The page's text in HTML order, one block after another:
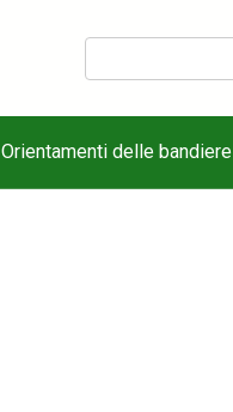
Orientamenti delle bandiere